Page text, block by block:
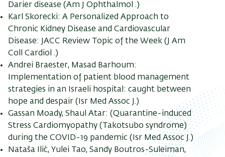
Darier disease (Am J Ophthalmol .)
Karl Skorecki: A Personalized Approach to
Chronic Kidney Disease and Cardiovascular
Disease: JACC Review Topic of the Week (J Am
Coll Cardiol .)
Andrei Braester, Masad Barhoum:
Implementation of patient blood management
strategies in an Israeli hospital: caught between
hope and despair (Isr Med Assoc J.)
Gassan Moady, Shaul Atar: (Quarantine-induced
Stress Cardiomyopathy (Takotsubo syndrome)
during the COVID-19 pandemic (Isr Med Assoc J.)
Nataša Ilić, Yulei Tao, Sandy Boutros-Suleiman,